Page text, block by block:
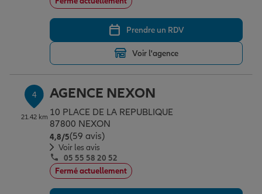
Retraite
Tous nos devis d'assurance
Prendre un RDV
Voir l'agence
4
21.42 km
AGENCE NEXON
10 PLACE DE LA REPUBLIQUE
87800 NEXON
4,8/5Note de 4.8 sur 5
(59 avis)
Voir les avis
05 55 58 20 52
Fermé actuellement